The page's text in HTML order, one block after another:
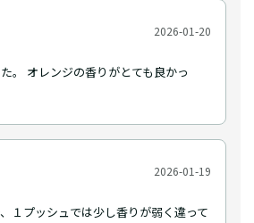
2026-01-20
。 オレンジの香りがとても良かっ
2026-01-19
１プッシュでは少し香りが弱く違って